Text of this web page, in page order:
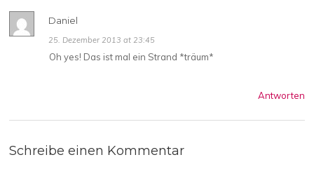
Daniel
25. Dezember 2013 at 23:45
Oh yes! Das ist mal ein Strand *träum*
Antworten
Schreibe einen Kommentar